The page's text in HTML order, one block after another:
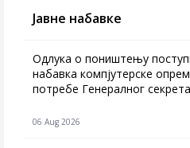
Јавне набавке
Одлука о поништењу
набавка компјутерске
потребе Генералног
06 Aug 2026